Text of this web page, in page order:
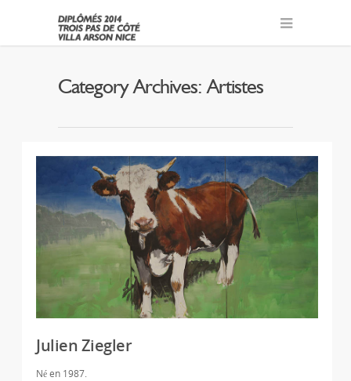
Category Archives: Artistes
Julien Ziegler
Né en 1987.